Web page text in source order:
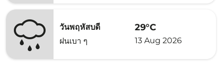
วันพฤหัสบดี
ฝนเบา ๆ
29°C
13 Aug 2026